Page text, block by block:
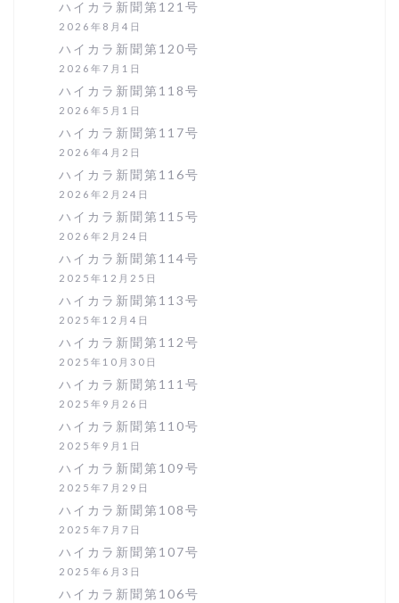
ハイカラ新聞第121号
2026年8月4日
ハイカラ新聞第120号
2026年7月1日
ハイカラ新聞第118号
2026年5月1日
ハイカラ新聞第117号
2026年4月2日
ハイカラ新聞第116号
2026年2月24日
ハイカラ新聞第115号
2026年2月24日
ハイカラ新聞第114号
2025年12月25日
ハイカラ新聞第113号
2025年12月4日
ハイカラ新聞第112号
2025年10月30日
ハイカラ新聞第111号
2025年9月26日
ハイカラ新聞第110号
2025年9月1日
ハイカラ新聞第109号
2025年7月29日
ハイカラ新聞第108号
2025年7月7日
ハイカラ新聞第107号
2025年6月3日
ハイカラ新聞第106号